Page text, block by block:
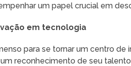
um papel crucial em
em tecnologia
para se tornar um centro
reconhecimento de seu